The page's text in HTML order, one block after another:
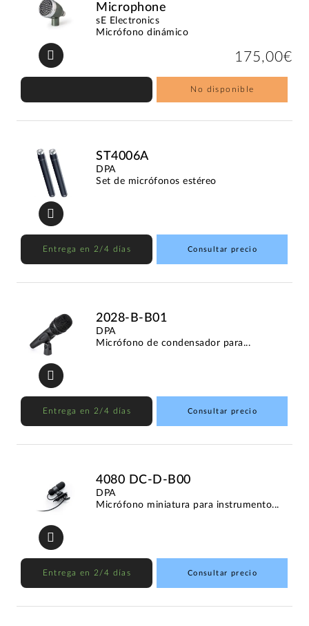
Microphone
sE Electronics
Micrófono dinámico
175,00€
No disponible
ST4006A
DPA
Set de micrófonos estéreo
Entrega en 2/4 días Consultar precio
2028-B-B01
DPA
Micrófono de condensador para...
Entrega en 2/4 días Consultar precio
4080 DC-D-B00
DPA
Micrófono miniatura para instrumento...
Entrega en 2/4 días Consultar precio